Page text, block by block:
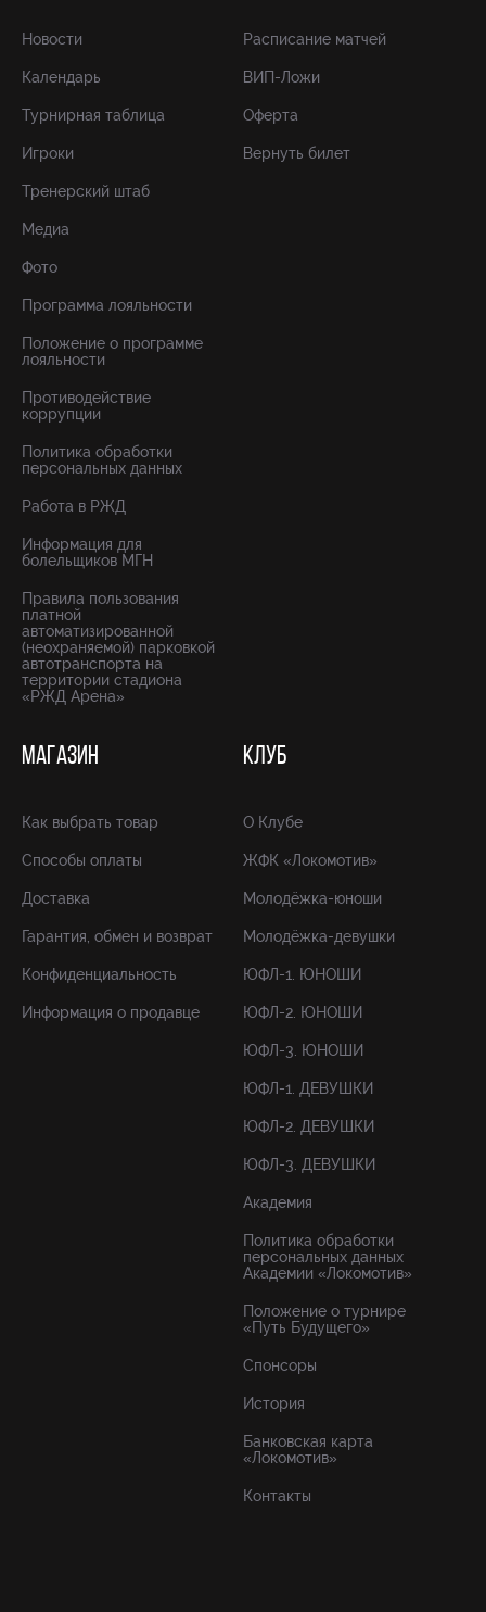
Новости
Календарь
Турнирная таблица
Игроки
Тренерский штаб
Медиа
Фото
Программа лояльности
Положение о программе
лояльности
Противодействие
коррупции
Политика обработки
персональных данных
Работа в РЖД
Информация для
болельщиков МГН
Правила пользования
платной
автоматизированной
(неохраняемой) парковкой
автотранспорта на
территории стадиона
«РЖД Арена»
Расписание матчей
ВИП-Ложи
Оферта
Вернуть билет
МАГАЗИН
Как выбрать товар
Способы оплаты
Доставка
Гарантия, обмен и возврат
Конфиденциальность
Информация о продавце
КЛУБ
О Клубе
ЖФК «Локомотив»
Молодёжка-юноши
Молодёжка-девушки
ЮФЛ-1. ЮНОШИ
ЮФЛ-2. ЮНОШИ
ЮФЛ-3. ЮНОШИ
ЮФЛ-1. ДЕВУШКИ
ЮФЛ-2. ДЕВУШКИ
ЮФЛ-3. ДЕВУШКИ
Академия
Политика обработки
персональных данных
Академии «Локомотив»
Положение о турнире
«Путь Будущего»
Спонсоры
История
Банковская карта
«Локомотив»
Контакты